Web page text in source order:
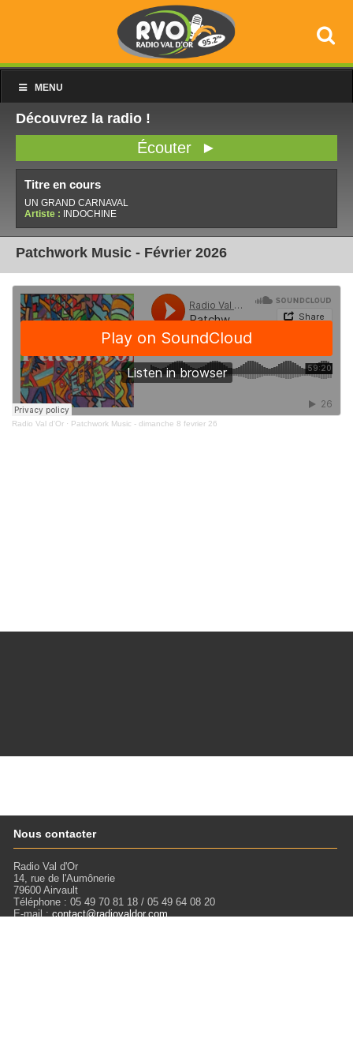
MENU
Découvrez la radio !
Écouter ►
Titre en cours
UN GRAND CARNAVAL
Artiste :
INDOCHINE
Patchwork Music - Février 2026
Radio Val d'Or · Patchwork Music - dimanche 8 fevrier 26
Nous contacter
Radio Val d'Or
14, rue de l'Aumônerie
79600 Airvault
Téléphone : 05 49 70 81 18 / 05 49 64 08 20
E-mail :contact@radiovaldor.com